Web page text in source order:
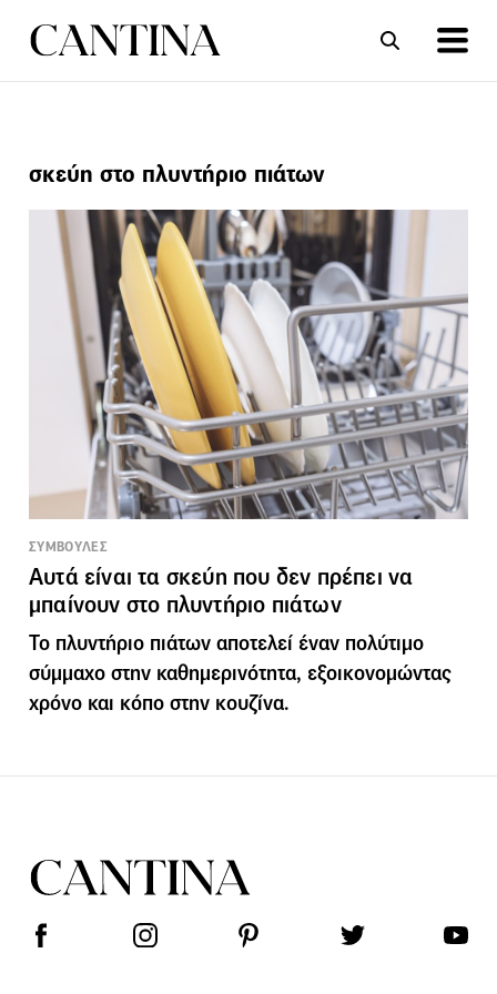
ΣΥΝΤΑΓΕΣ
σκεύη στο πλυντήριο πιάτων
ΣΥΜΒΟΥΛΕΣ
Αυτά είναι τα σκεύη που δεν πρέπει να
μπαίνουν στο πλυντήριο πιάτων
Το πλυντήριο πιάτων αποτελεί έναν πολύτιμο
σύμμαχο στην καθημερινότητα, εξοικονομώντας
χρόνο και κόπο στην κουζίνα.